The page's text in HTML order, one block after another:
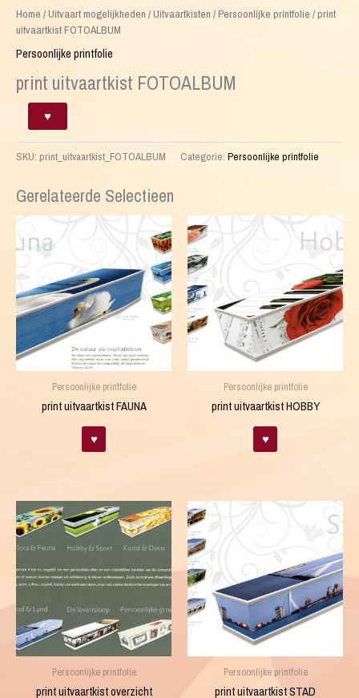
Home /Uitvaart mogelijkheden /Uitvaartkisten /Persoonlijke printfolie / print
uitvaartkist FOTOALBUM
Persoonlijke printfolie
print uitvaartkist FOTOALBUM
uitvaartkist
FOTOALBUM
aantal
♥
SKU: print_uitvaartkist_FOTOALBUM Categorie: Persoonlijke printfolie
Gerelateerde Selectieen
Persoonlijke printfolie
print uitvaartkist FAUNA
♥
Persoonlijke printfolie
print uitvaartkist HOBBY
♥
Persoonlijke printfolie
print uitvaartkist overzicht
Persoonlijke printfolie
print uitvaartkist STAD